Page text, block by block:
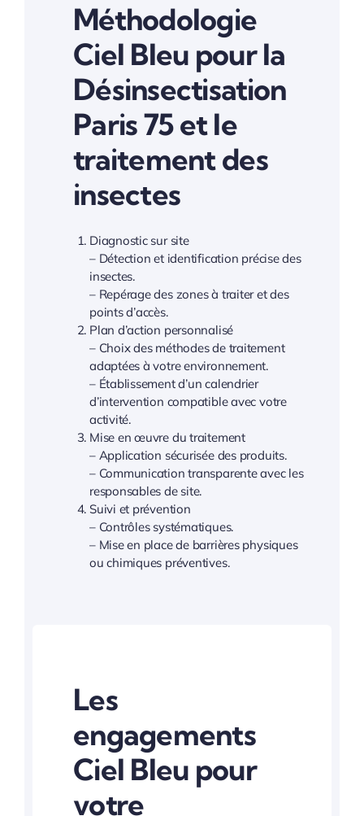
Méthodologie
Ciel Bleu pour la
Désinsectisation
Paris 75 et le
traitement des
insectes
Diagnostic sur site
– Détection et identification précise des
insectes.
– Repérage des zones à traiter et des
points d’accès.
Plan d’action personnalisé
– Choix des méthodes de traitement
adaptées à votre environnement.
– Établissement d’un calendrier
d’intervention compatible avec votre
activité.
Mise en œuvre du traitement
– Application sécurisée des produits.
– Communication transparente avec les
responsables de site.
Suivi et prévention
– Contrôles systématiques.
– Mise en place de barrières physiques
ou chimiques préventives.
Les
engagements
Ciel Bleu pour
votre